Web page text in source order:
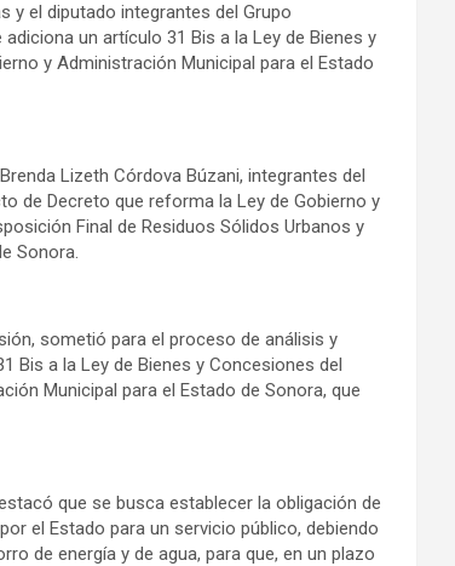
y el diputado integrantes del Grupo
un artículo 31 Bis a la Ley de Bienes y
y Administración Municipal para el Estado
Lizeth Córdova Búzani, integrantes del
de Decreto que reforma la Ley de Gobierno y
Final de Residuos Sólidos Urbanos y
Sonora.
sometió para el proceso de análisis y
Bis a la Ley de Bienes y Concesiones del
Municipal para el Estado de Sonora, que
que se busca establecer la obligación de
el Estado para un servicio público, debiendo
de energía y de agua, para que, en un plazo